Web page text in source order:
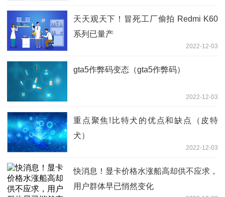
天天观天下！冒死工厂偷拍 Redmi K60
系列已量产
2022-12-03
gta5作弊码变态（gta5作弊码）
2022-12-03
重点聚焦!比特犬的优点和缺点（皮特
犬）
2022-12-03
快消息！显卡价格水涨船高却供不应求，
用户群体早已悄然变化